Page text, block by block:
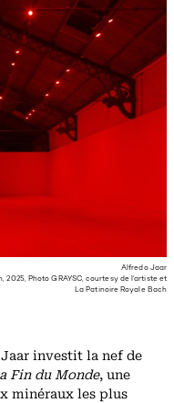
Alfredo Jaar
2025, Photo GRAYSC, courtesy de l’artiste et
La Patinoire Royale Bach
investit la nef de
Fin du Monde, une
minéraux les plus